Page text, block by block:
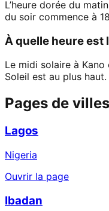
L’heure dorée du
du soir commence à
À quelle heure est
Le midi solaire à Kano
Soleil est au plus haut.
Pages de
Lagos
Nigeria
Ouvrir la page
Ibadan